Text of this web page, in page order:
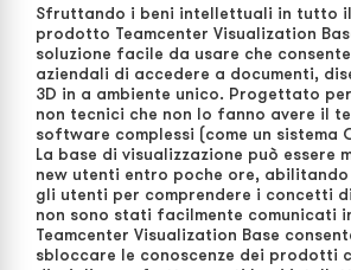
Sfruttando i beni intellettuali in tutto
prodotto Teamcenter Visualization
soluzione facile da usare che
aziendali di accedere a documenti,
3D in a ambiente unico. Progettato
non tecnici che non lo fanno avere il
software complessi (come un sistema
La base di visualizzazione può essere
new utenti entro poche ore,
gli utenti per comprendere i concetti
non sono stati facilmente comunicati
Teamcenter Visualization Base
sbloccare le conoscenze dei prodotti